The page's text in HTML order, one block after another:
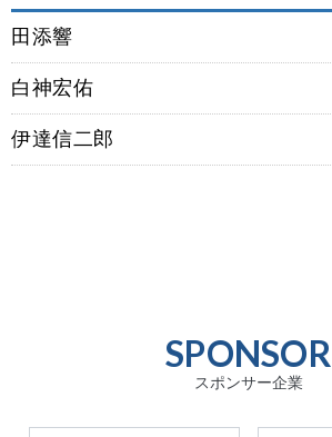
田添響
白神宏佑
伊達信二郎
SPONSOR
スポンサー企業